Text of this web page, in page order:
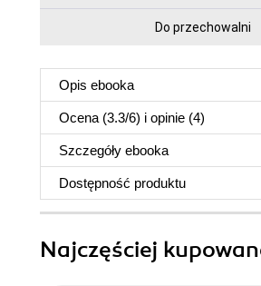
Do przechowalni
Opis ebooka
Ocena (3.3/6) i opinie (4)
Szczegóły ebooka
Dostępność produktu
Najczęściej